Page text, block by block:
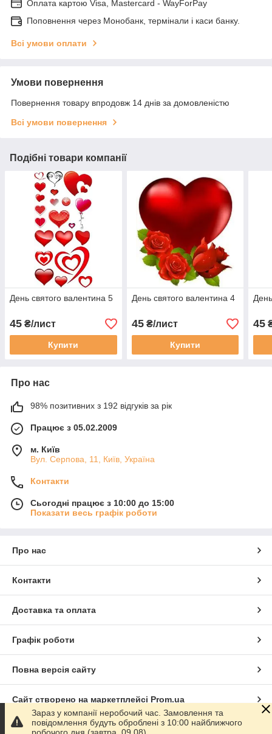
Оплата картою Visa, Mastercard - WayForPay
Поповнення через Монобанк, термінали і каси банку.
Всі умови оплати
Умови повернення
Повернення товару впродовж 14 днів за домовленістю
Всі умови повернення
Подібні товари компанії
День святого валентина 5
45 ₴/лист
Купити
День святого валентина 4
45₴/лист
Купити
45
Про нас
98% позитивних з 192 відгуків за рік
Працює з 05.02.2009
м. Київ
Вул. Серпова, 11, Київ, Україна
Контакти
Сьогодні працює з 10:00 до 15:00
Показати весь графік роботи
Про нас
Контакти
Доставка та оплата
Графік роботи
Повна версія сайту
Сайт створено на маркетплейсі Prom.ua
Політика конфіденційності
Зараз у компанії неробочий час. Замовлення та
повідомлення будуть оброблені з 10:00 найближчого